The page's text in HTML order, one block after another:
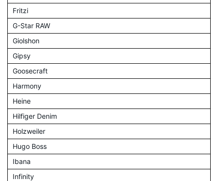
Fritzi
G-Star RAW
Giolshon
Gipsy
Goosecraft
Harmony
Heine
Hilfiger Denim
Holzweiler
Hugo Boss
Ibana
Infinity